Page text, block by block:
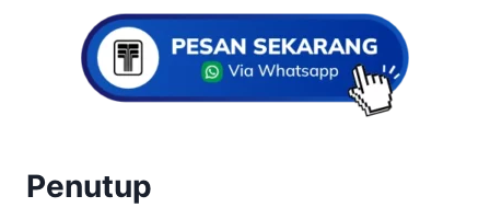
Penutup